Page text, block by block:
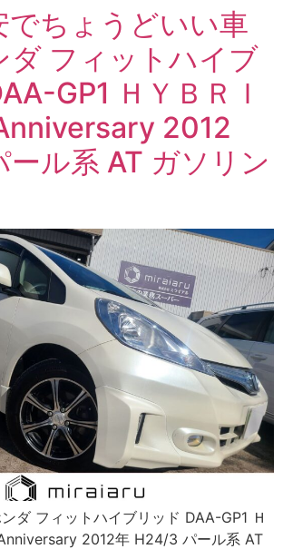
でちょうどいい車
ダ フィットハイブ
GP1 ＨＹＢＲＩ
2012
ル系 AT ガソリン
ダ フィットハイブリッド DAA-GP1 Ｈ
2012年 H24/3 パール系 AT